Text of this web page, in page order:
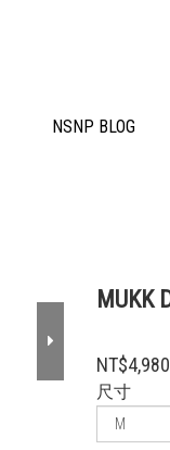
NSNP BLOG
MUKK
NT$4,980
尺寸